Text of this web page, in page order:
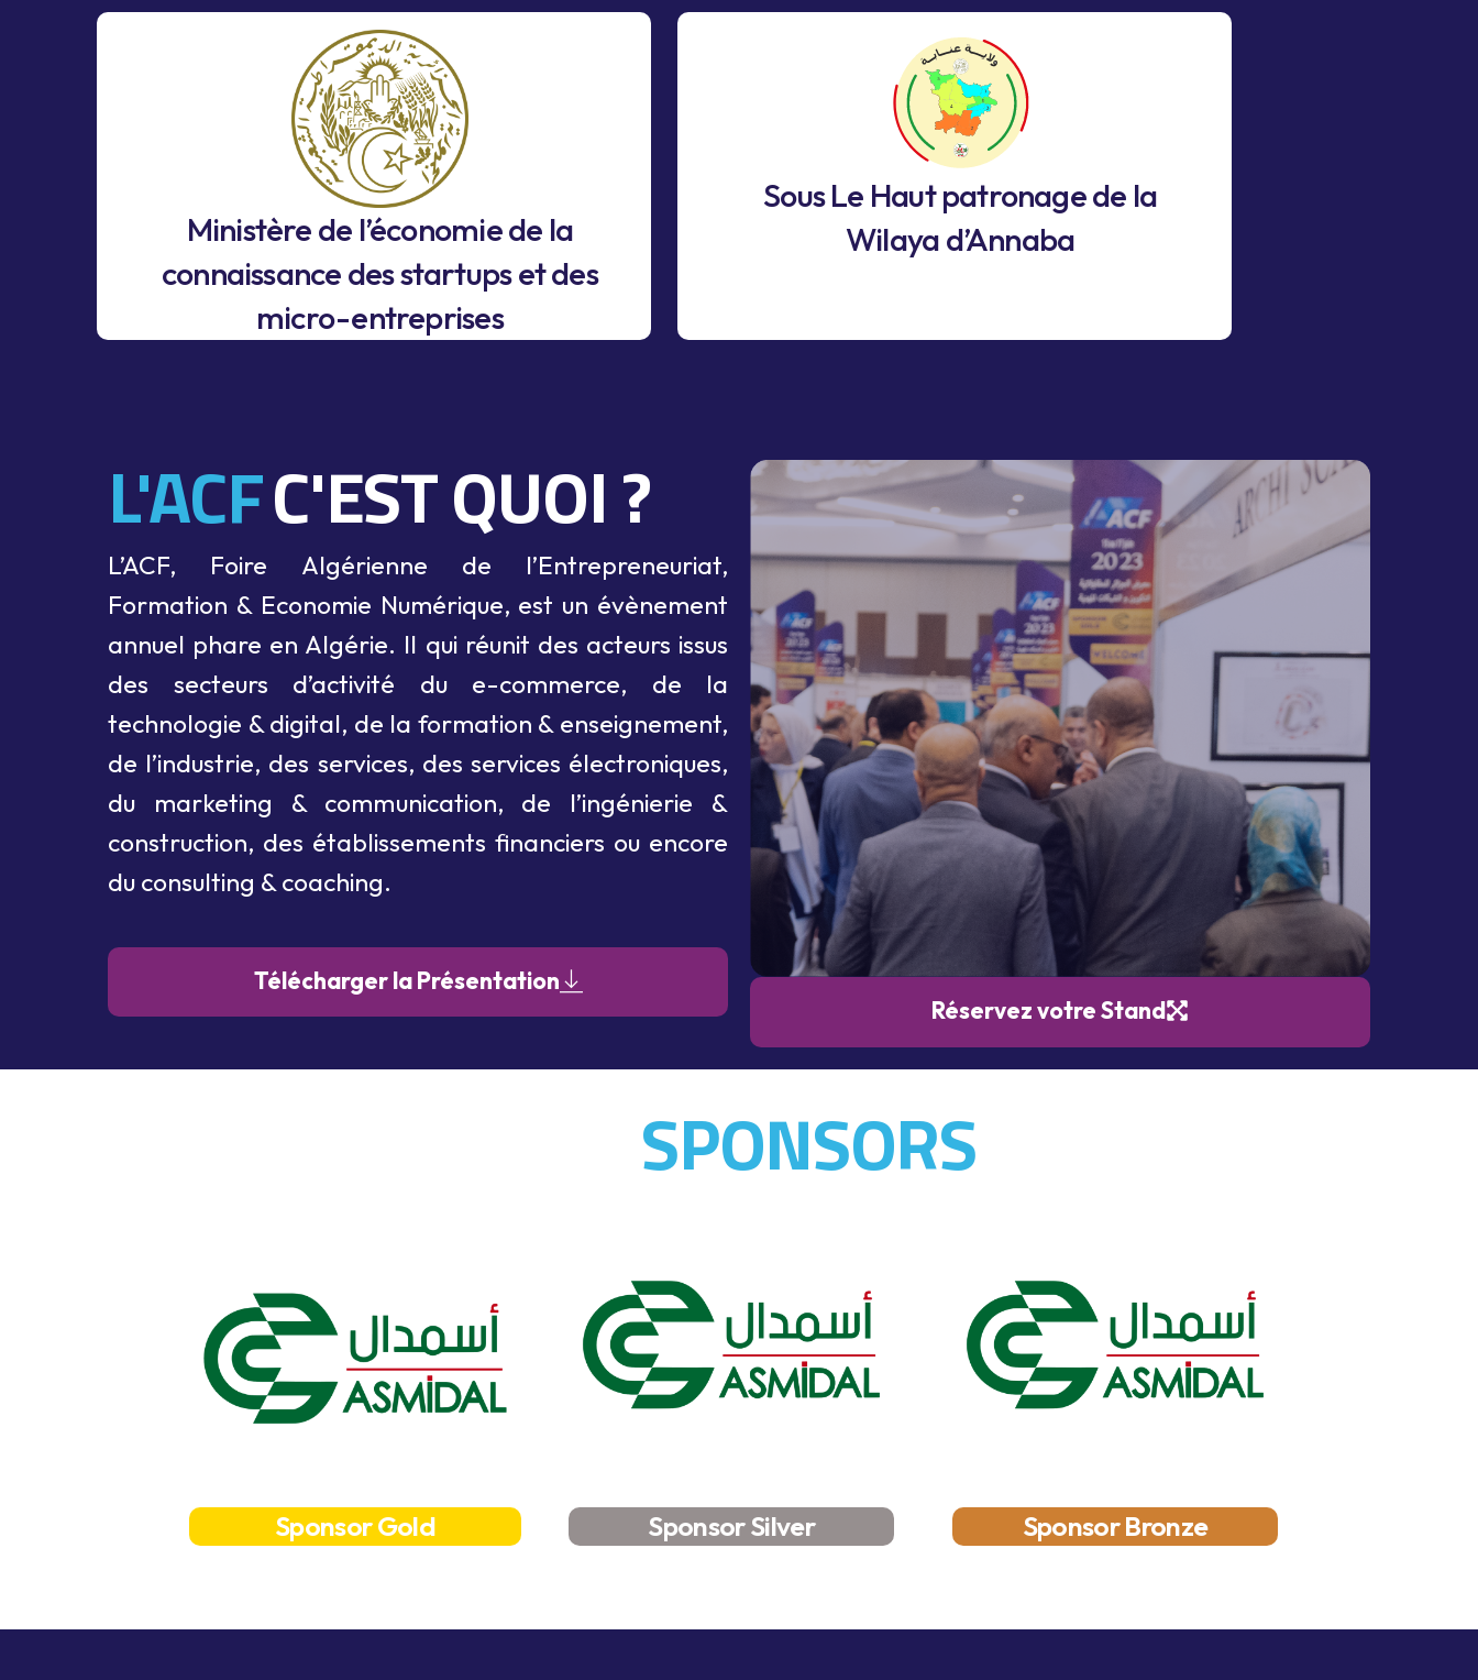
Ministère de l’économie de la
connaissance des startups et des
micro-entreprises
Sous Le Haut patronage de la
Wilaya d’Annaba
L'ACFC'EST QUOI ?
L’ACF, Foire Algérienne de l’Entrepreneuriat,
Formation & Economie Numérique, est un évènement
annuel phare en Algérie. Il qui réunit des acteurs issus
des secteurs d’activité du e-commerce, de la
technologie & digital, de la formation & enseignement,
de l’industrie, des services, des services électroniques,
du marketing & communication, de l’ingénierie &
construction, des établissements financiers ou encore
du consulting & coaching.
Télécharger la Présentation
Réservez votre Stand
Sponsor Gold Sponsor Silver Sponsor Bronze
SPONSORS